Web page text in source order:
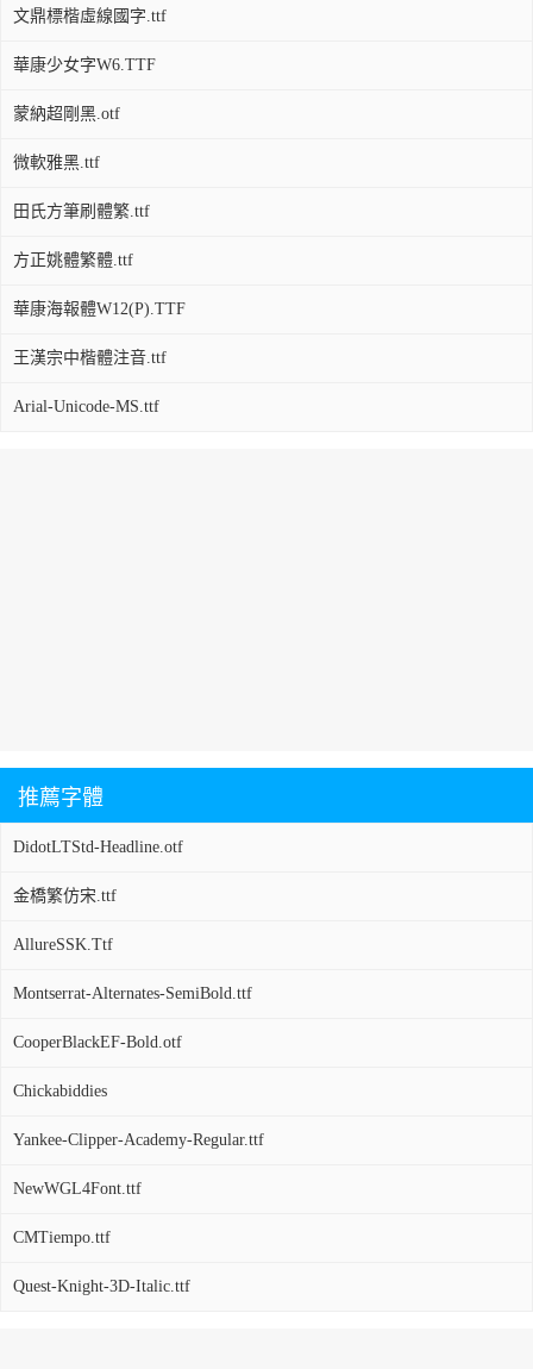
文鼎標楷虛線國字.ttf
華康少女字W6.TTF
蒙納超剛黑.otf
微軟雅黑.ttf
田氏方筆刷體繁.ttf
方正姚體繁體.ttf
華康海報體W12(P).TTF
王漢宗中楷體注音.ttf
Arial-Unicode-MS.ttf
推薦字體
DidotLTStd-Headline.otf
金橋繁仿宋.ttf
AllureSSK.Ttf
Montserrat-Alternates-SemiBold.ttf
CooperBlackEF-Bold.otf
Chickabiddies
Yankee-Clipper-Academy-Regular.ttf
NewWGL4Font.ttf
CMTiempo.ttf
Quest-Knight-3D-Italic.ttf